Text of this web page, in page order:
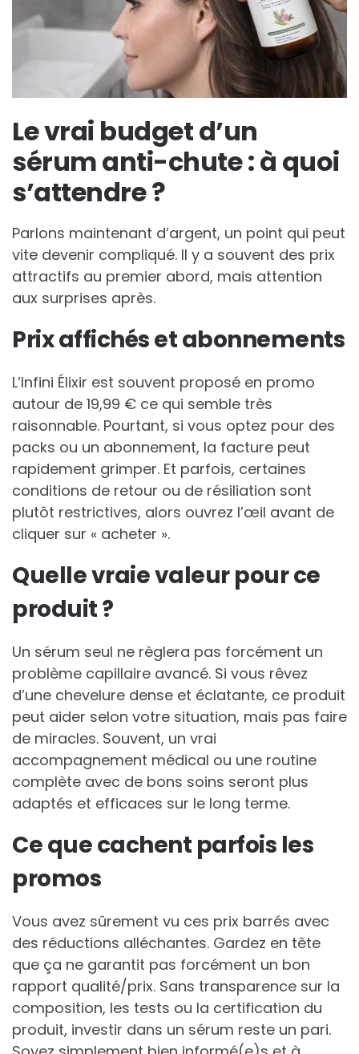
Le vrai budget d’un
sérum anti-chute : à quoi
s’attendre ?
Parlons maintenant d’argent, un point qui peut
vite devenir compliqué. Il y a souvent des prix
attractifs au premier abord, mais attention
aux surprises après.
Prix affichés et abonnements
L’Infini Élixir est souvent proposé en promo
autour de 19,99 € ce qui semble très
raisonnable. Pourtant, si vous optez pour des
packs ou un abonnement, la facture peut
rapidement grimper. Et parfois, certaines
conditions de retour ou de résiliation sont
plutôt restrictives, alors ouvrez l’œil avant de
cliquer sur « acheter ».
Quelle vraie valeur pour ce
produit ?
Un sérum seul ne règlera pas forcément un
problème capillaire avancé. Si vous rêvez
d’une chevelure dense et éclatante, ce produit
peut aider selon votre situation, mais pas faire
de miracles. Souvent, un vrai
accompagnement médical ou une routine
complète avec de bons soins seront plus
adaptés et efficaces sur le long terme.
Ce que cachent parfois les
promos
Vous avez sûrement vu ces prix barrés avec
des réductions alléchantes. Gardez en tête
que ça ne garantit pas forcément un bon
rapport qualité/prix. Sans transparence sur la
composition, les tests ou la certification du
produit, investir dans un sérum reste un pari.